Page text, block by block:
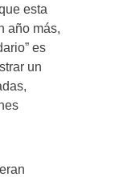
esta
año más,
es
un